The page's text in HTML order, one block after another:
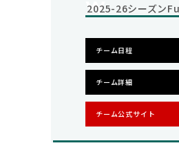
2025-26シーズン
チーム日程
チーム詳細
チーム公式サイト